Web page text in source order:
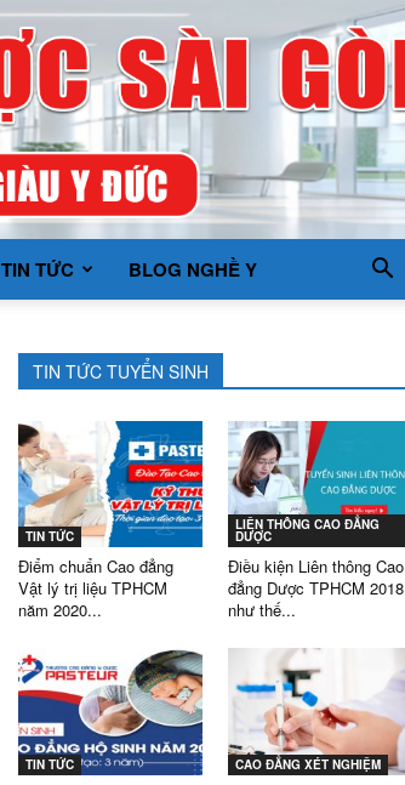
TIN TỨC BLOG NGHỀ Y
TIN TỨC TUYỂN SINH
TIN TỨC
Điểm chuẩn Cao đẳng
Vật lý trị liệu TPHCM
năm 2020...
LIÊN THÔNG CAO ĐẲNG
DƯỢC
Điều kiện Liên thông Cao
đẳng Dược TPHCM 2018
như thế...
TIN TỨC CAO ĐẲNG XÉT NGHIỆM